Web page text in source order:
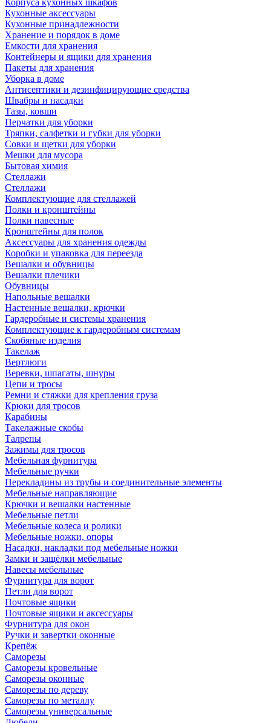
Корпуса кухонных шкафов
Кухонные аксессуары
Кухонные принадлежности
Хранение и порядок в доме
Емкости для хранения
Контейнеры и ящики для хранения
Пакеты для хранения
Уборка в доме
Антисептики и дезинфицирующие средства
Швабры и насадки
Тазы, ковши
Перчатки для уборки
Тряпки, салфетки и губки для уборки
Совки и щетки для уборки
Мешки для мусора
Бытовая химия
Стеллажи
Стеллажи
Комплектующие для стеллажей
Полки и кронштейны
Полки навесные
Кронштейны для полок
Аксессуары для хранения одежды
Коробки и упаковка для переезда
Вешалки и обувницы
Вешалки плечики
Обувницы
Напольные вешалки
Настенные вешалки, крючки
Гардеробные и системы хранения
Комплектующие к гардеробным системам
Скобяные изделия
Такелаж
Вертлюги
Веревки, шпагаты, шнуры
Цепи и тросы
Ремни и стяжки для крепления груза
Крюки для тросов
Карабины
Такелажные скобы
Талрепы
Зажимы для тросов
Мебельная фурнитура
Мебельные ручки
Перекладины из трубы и соединительные элементы
Мебельные направляющие
Крючки и вешалки настенные
Мебельные петли
Мебельные колеса и ролики
Мебельные ножки, опоры
Насадки, накладки под мебельные ножки
Замки и защёлки мебельные
Навесы мебельные
Фурнитура для ворот
Петли для ворот
Почтовые ящики
Почтовые ящики и аксессуары
Фурнитура для окон
Ручки и завертки оконные
Крепёж
Саморезы
Саморезы кровельные
Саморезы оконные
Саморезы по дереву
Саморезы по металлу
Саморезы универсальные